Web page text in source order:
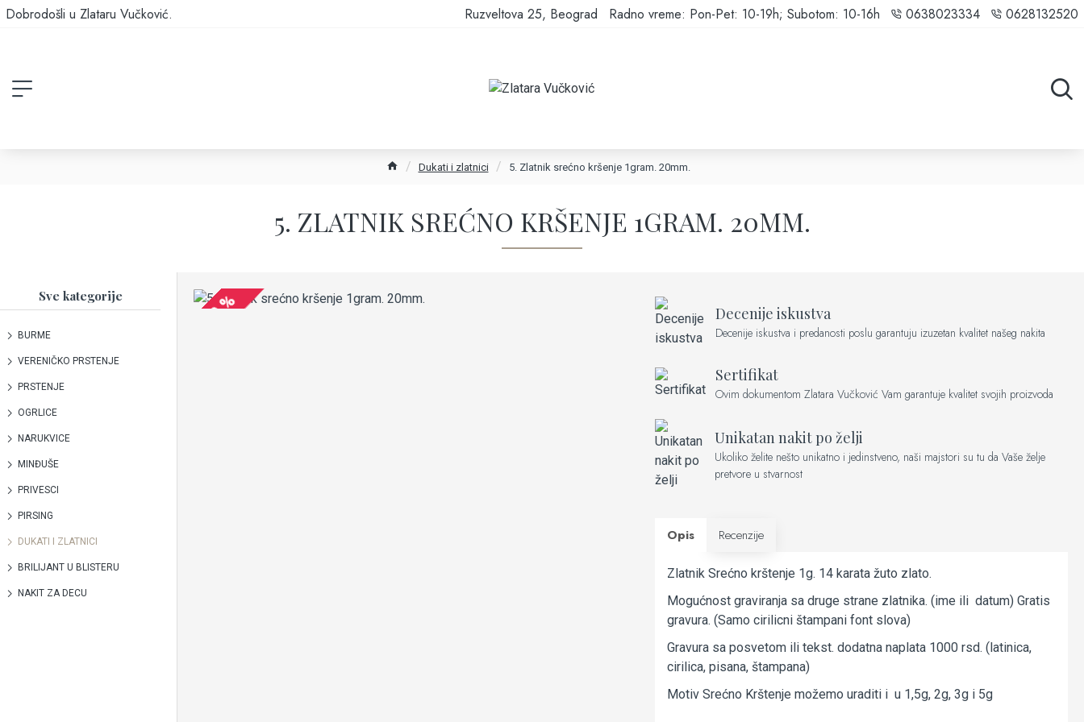
Dobrodošli u Zlataru Vučković. Ruzveltova 25, Beograd Radno vreme: Pon-Pet: 10-19h; Subotom: 10-16h 0638023334 0628132520
Dukati i zlatnici 5. Zlatnik srećno kršenje 1gram. 20mm.
5. ZLATNIK SREĆNO KRŠENJE 1GRAM. 20MM.
Sve kategorije
BURME
VERENIČKO PRSTENJE
PRSTENJE
OGRLICE
NARUKVICE
MINĐUŠE
PRIVESCI
PIRSING
DUKATI I ZLATNICI
BRILIJANT U BLISTERU
NAKIT ZA DECU
-20 % Decenije iskustva
Decenije iskustva i predanosti poslu garantuju izuzetan kvalitet našeg nakita
Sertifikat
Ovim dokumentom Zlatara Vučković Vam garantuje kvalitet svojih proizvoda
Unikatan nakit po želji
Ukoliko želite nešto unikatno i jedinstveno, naši majstori su tu da Vaše želje
pretvore u stvarnost
Opis Recenzije
Zlatnik Srećno krštenje 1g. 14 karata žuto zlato.
Mogućnost graviranja sa druge strane zlatnika. (ime ili datum) Gratis
gravura. (Samo cirilicni štampani font slova)
Gravura sa posvetom ili tekst. dodatna naplata 1000 rsd. (latinica,
cirilica, pisana, štampana)
Motiv Srećno Krštenje možemo uraditi i u 1,5g, 2g, 3g i 5g